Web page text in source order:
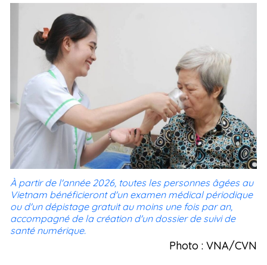
À partir de l'année 2026, toutes les personnes âgées au
Vietnam bénéficieront d'un examen médical périodique
ou d'un dépistage gratuit au moins une fois par an,
accompagné de la création d'un dossier de suivi de
santé numérique.
Photo : VNA/CVN